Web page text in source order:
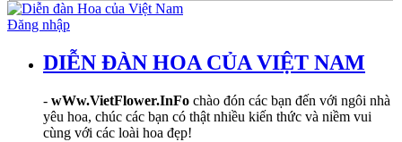
Đăng nhập
DIỄN ĐÀN HOA CỦA VIỆT NAM
- wWw.VietFlower.InFo chào đón các bạn đến với ngôi nhà
yêu hoa, chúc các bạn có thật nhiều kiến thức và niềm vui
cùng với các loài hoa đẹp!